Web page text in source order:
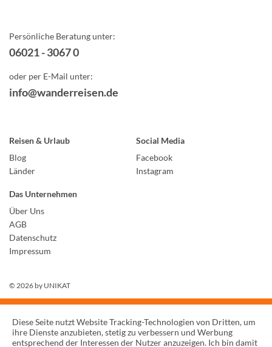
Persönliche Beratung unter:
06021 - 3067 0
oder per E-Mail unter:
info@wanderreisen.de
Reisen & Urlaub
Blog
Länder
Social Media
Facebook
Instagram
Das Unternehmen
Über Uns
AGB
Datenschutz
Impressum
© 2026 by UNIKAT
Diese Seite nutzt Website Tracking-Technologien von Dritten, um
ihre Dienste anzubieten, stetig zu verbessern und Werbung
entsprechend der Interessen der Nutzer anzuzeigen. Ich bin damit